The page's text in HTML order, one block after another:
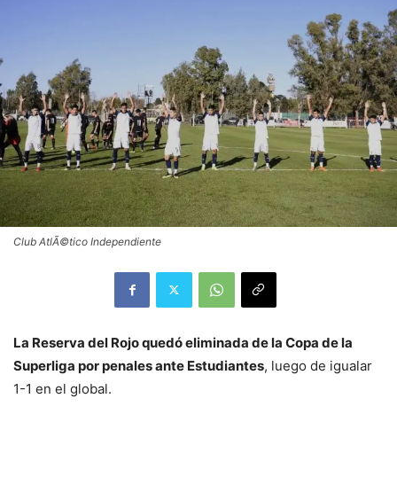
Club AtlÃ©tico Independiente
La Reserva del Rojo quedó eliminada de la Copa de la
Superliga por penales ante Estudiantes, luego de igualar
1-1 en el global.